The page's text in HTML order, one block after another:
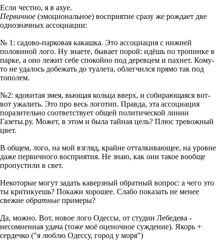
Если честно, я в ахуе.
Первичное (эмоциональное) восприятие сразу же рождает две
однозначных ассоциации:
№ 1: садово-парковая какашка. Это ассоциация с нижней
половиной лого. Ну знаете, бывает порой: идёшь по тропинке в
парке, а оно лежит себе спокойно под деревцем и пахнет. Кому-
то не удалось добежать до туалета, облегчился прямо так под
тополем.
№2: ядовитая змея, вьющая кольца вверх, и собирающаяся вот-
вот ужалить. Это про весь логотип. Правда, эта ассоциация
поразительно соответствует общей политической линии
Газеты.ру. Может, в этом и была тайная цель? Плюс тревожный
цвет.
В общем, лого, на мой взгляд, крайне отталкивающее, на уровне
даже первичного восприятия. Не знаю, как они такое вообще
пропустили в свет.
Некоторые могут задать каверзный обратный вопрос: а чего это
ты критикуешь? Покажи хорошее. Слабо показать не менее
свежие обратные примеры?
Да, можно. Вот, новое лого Одессы, от студии Лебедева -
несомненная удача (тоже моё оценочное суждение). Якорь +
сердечко ("я люблю Одессу, город у моря")